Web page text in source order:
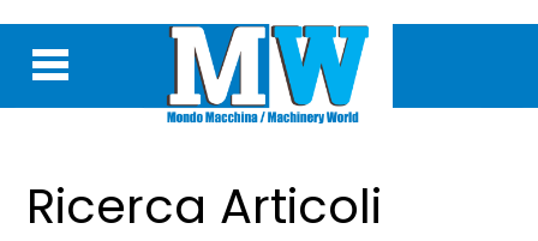
Ricerca Articoli